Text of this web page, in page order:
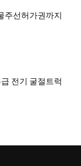
주선허가권까지
전기 굴절트럭